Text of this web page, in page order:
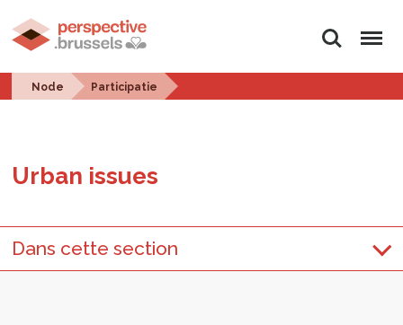
Search Menu
Node Participatie
Urban is­sues
Dans cette section